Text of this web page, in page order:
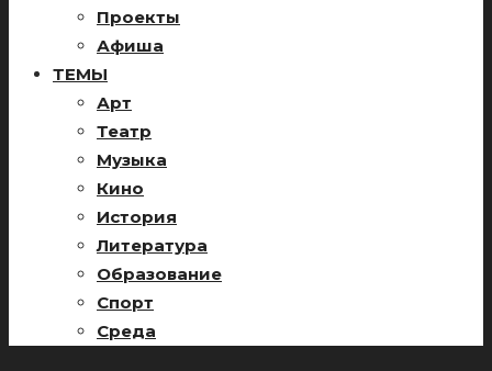
Проекты
Афиша
ТЕМЫ
Арт
Театр
Музыка
Кино
История
Литература
Образование
Спорт
Среда